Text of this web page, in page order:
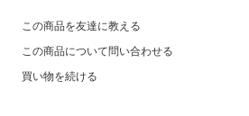
この商品を友達に教える
この商品について問い合わせる
買い物を続ける